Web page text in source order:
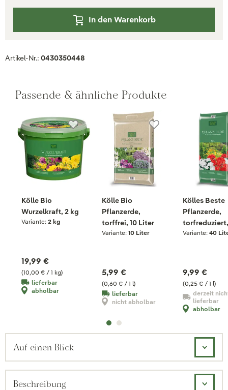
In den Warenkorb
Artikel-Nr.: 0430350448
Passende & ähnliche Produkte
Kölle Bio
Wurzelkraft, 2 kg
Variante: 2 kg
(10,00 € / 1 kg)
19,99 €
lieferbar
abholbar
Kölle Bio
Pflanzerde,
torffrei, 10 Liter
Variante:10 Liter
(0,60 € / 1 l)
5,99 €
lieferbar
nicht abholbar
Kölles Beste
Pflanzerde,
Liter
Variante: 40
(0,25 € / 1 l)
9,99 €
derzeit
lieferbar
abholbar
Auf einen Blick
Beschreibung